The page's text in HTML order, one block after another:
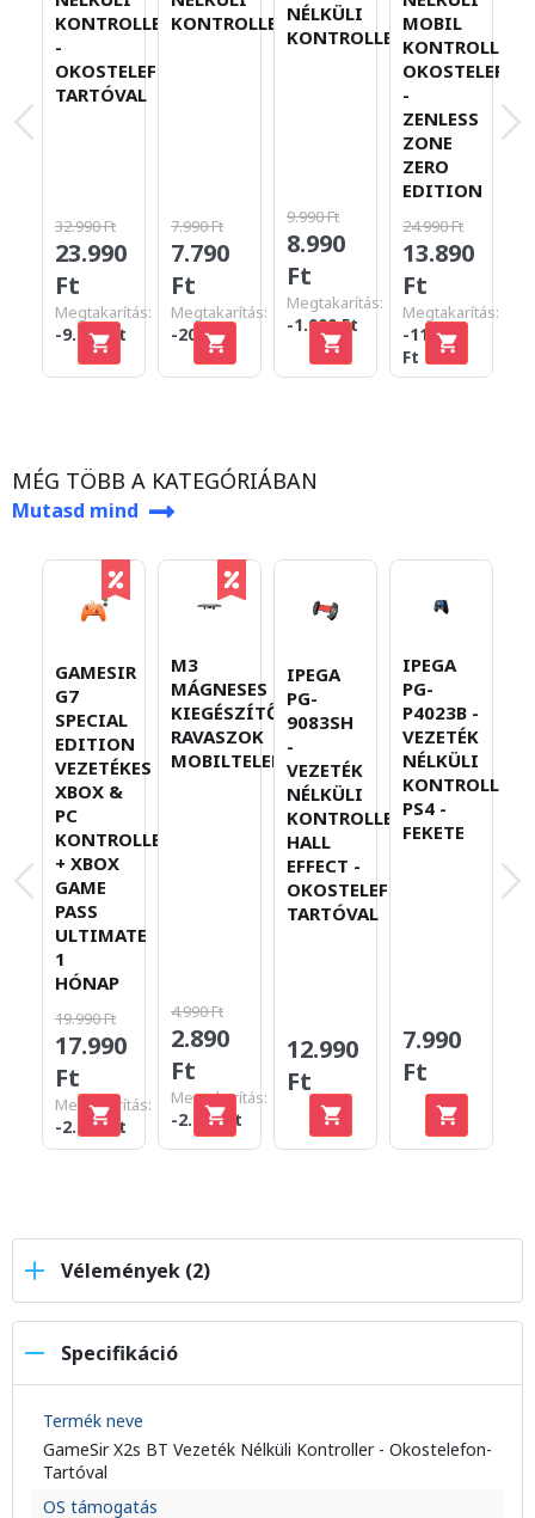
KONTROLLER
-
OKOSTELEFON-
TARTÓVAL
32.990 Ft
23.990
Ft
Megtakarítás:
-9.000 Ft
KONTROLLER
7.990 Ft
7.790
Ft
Megtakarítás:
-200 Ft
NÉLKÜLI
KONTROLLER
9.990 Ft
8.990
Ft
Megtakarítás:
-1.000 Ft
MOBIL
KONTROLLER
-
ZENLESS
ZONE
ZERO
EDITION
24.990 Ft
13.890
Ft
Megtakarítás:
-11.100
Ft
MÉG TÖBB A KATEGÓRIÁBAN
Mutasd mind
GAMESIR
G7
SPECIAL
EDITION
VEZETÉKES
XBOX &
PC
KONTROLLER
+ XBOX
GAME
PASS
ULTIMATE
1
HÓNAP
19.990 Ft
17.990
Ft
Megtakarítás:
-2.000 Ft
M3
MÁGNESES
KIEGÉSZÍTŐ
RAVASZOK
MOBILTELEFONOKHOZ
4.990 Ft
2.890
Ft
Megtakarítás:
-2.100 Ft
IPEGA
PG-
9083SH
-
VEZETÉK
NÉLKÜLI
KONTROLLER
HALL
EFFECT -
OKOSTELEFON-
TARTÓVAL
12.990
Ft
IPEGA
PG-
P4023B -
VEZETÉK
NÉLKÜLI
KONTROLLER
PS4 -
FEKETE
7.990
Ft
Vélemények (2)
Specifikáció
Termék neve
GameSir X2s BT Vezeték Nélküli Kontroller - Okostelefon-
Tartóval
OS támogatás